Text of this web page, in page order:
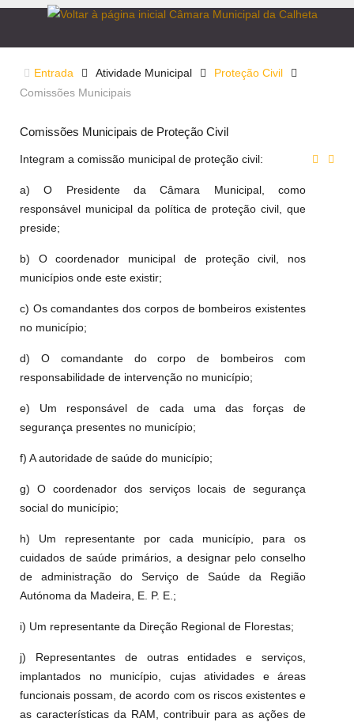
Entrada Atividade Municipal
Proteção Civil
Comissões Municipais
Comissões Municipais de Proteção Civil
Integram a comissão municipal de proteção civil:
a) O Presidente da Câmara Municipal, como
responsável municipal da política de proteção civil, que
preside;
b) O coordenador municipal de proteção civil, nos
municípios onde este existir;
c) Os comandantes dos corpos de bombeiros existentes
no município;
d) O comandante do corpo de bombeiros com
responsabilidade de intervenção no município;
e) Um responsável de cada uma das forças de
segurança presentes no município;
f) A autoridade de saúde do município;
g) O coordenador dos serviços locais de segurança
social do município;
h) Um representante por cada município, para os
cuidados de saúde primários, a designar pelo conselho
de administração do Serviço de Saúde da Região
Autónoma da Madeira, E. P. E.;
i) Um representante da Direção Regional de Florestas;
j) Representantes de outras entidades e serviços,
implantados no município, cujas atividades e áreas
funcionais possam, de acordo com os riscos existentes e
as características da RAM, contribuir para as ações de